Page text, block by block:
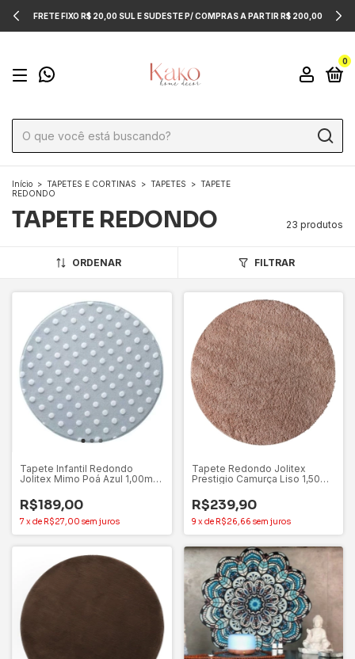
FRETE FIXO R$ 20,00 SUL E SUDESTE P/ COMPRAS A PARTIR R$ 200,00
0
Início > TAPETES E CORTINAS > TAPETES > TAPETE
REDONDO
TAPETE REDONDO 23 produtos
ORDENAR FILTRAR
Tapete Infantil Redondo
Jolitex Mimo Poá Azul 1,00m
R$189,00
7 x de R$27,00 sem juros
Tapete Redondo Jolitex
Prestigio Camurça Liso 1,50m
R$239,90
9 x de R$26,66 sem juros